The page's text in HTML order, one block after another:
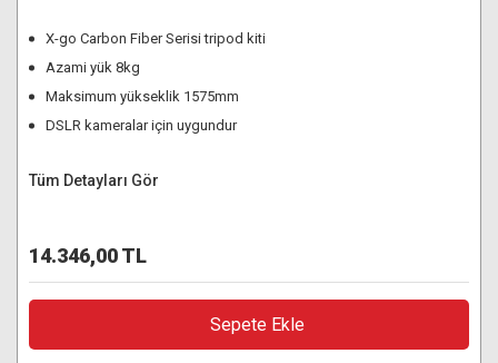
X-go Carbon Fiber Serisi tripod kiti
Azami yük 8kg
Maksimum yükseklik 1575mm
DSLR kameralar için uygundur
Tüm Detayları Gör
14.346,00 TL
Sepete Ekle